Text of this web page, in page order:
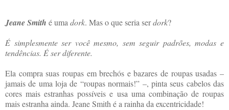
Jeane Smith é uma dork. Mas o que seria serdork?
É simplesmente ser você mesmo, sem seguir padrões, modas e
tendências. É ser diferente.
Ela compra suas roupas em brechós e bazares de roupas usadas –
jamais de uma loja de “roupas normais!” –, pinta seus cabelos das
cores mais estranhas possíveis e usa uma combinação de roupas
mais estranha ainda. Jeane Smith é a rainha da excentricidade!